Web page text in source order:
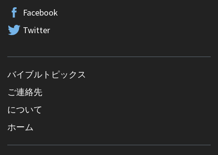
Facebook
Twitter
バイブルトピックス
ご連絡先
について
ホーム